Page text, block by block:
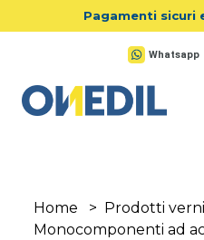
Salta al contenuto principale
Pagamenti sicuri
Whatsapp
Home > Prodotti
Monocomponenti ad